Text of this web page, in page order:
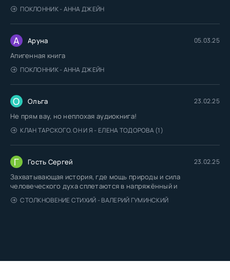
ПОКЛОННИК - АННА ДЖЕЙН
А Аруна 05.03.25
Апигенная книга
ПОКЛОННИК - АННА ДЖЕЙН
О Ольга 23.02.25
Не прям вау, но неплохая аудиокнига!
КЛАН ТАРСКОГО. ОН И Я - ЕЛЕНА ТОДОРОВА (1)
Г Гость Сергей 23.02.25
Захватывающая история, где мощь природы и сила
человеческого духа сплетаются в напряжённый и
СТОЛКНОВЕНИЕ СТИХИЙ - ВАЛЕРИЙ ГУМИНСКИЙ